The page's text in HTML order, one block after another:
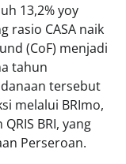
13,2% yoy
rasio CASA naik
(CoF) menjadi
tahun
tersebut
melalui BRImo,
BRI, yang
Perseroan.